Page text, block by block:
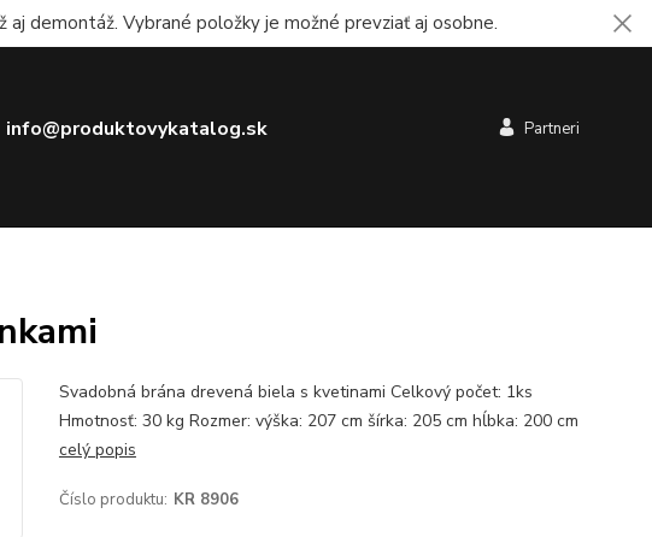
demontáž. Vybrané položky je možné prevziať aj osobne.
Partneri
info@produktovykatalog.sk
Svadobná brána drevená biela s kvetinami Celkový počet: 1ks
Hmotnosť: 30 kg Rozmer: výška: 207 cm šírka: 205 cm hĺbka: 200 cm
celý popis
Číslo produktu: KR 8906